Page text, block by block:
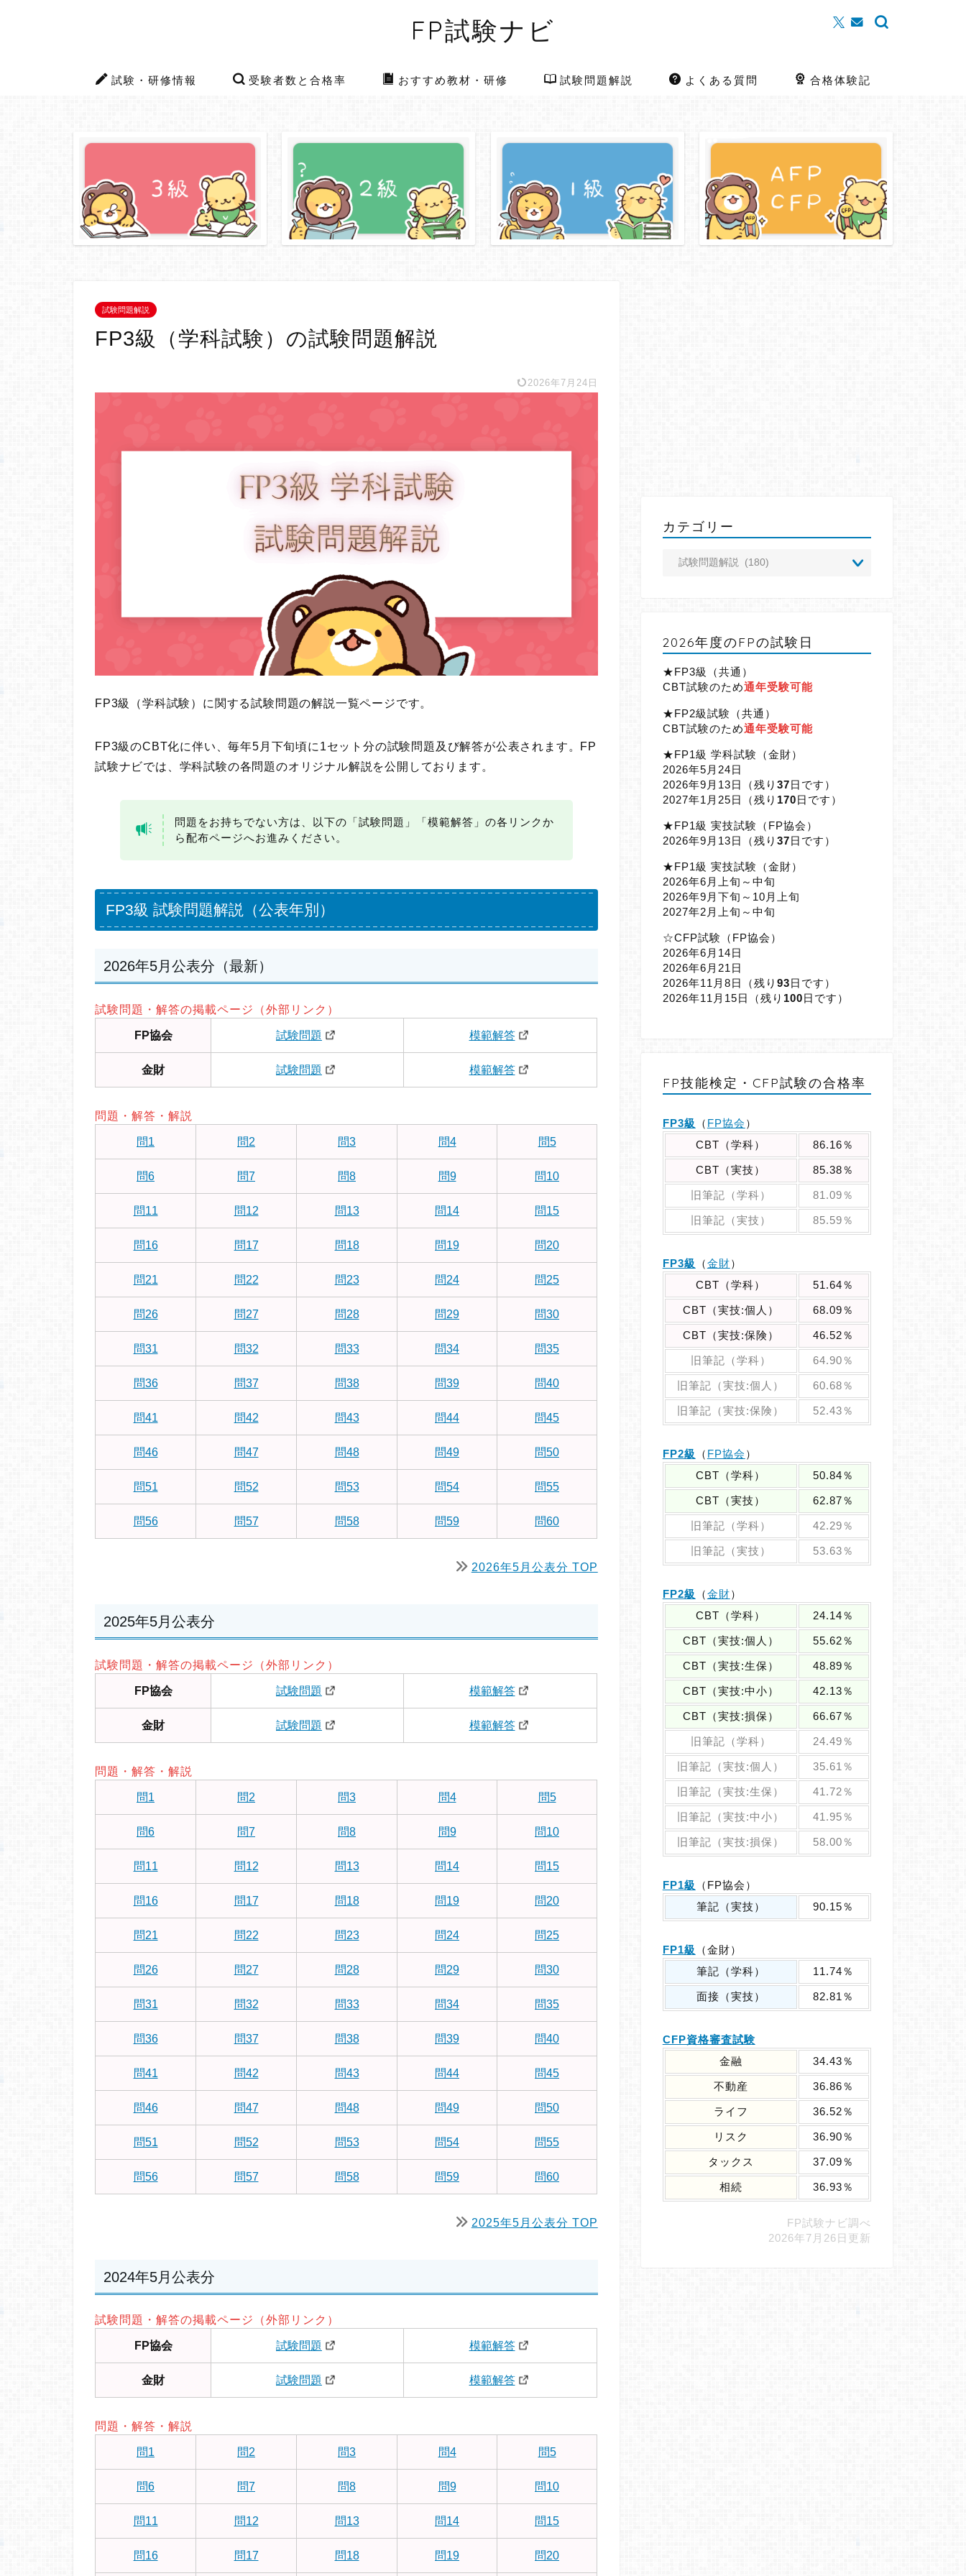
FP試験ナビ
試験・研修情報 受験者数と合格率 おすすめ教材・研修 試験問題解説 よくある質問 合格体験記
試験問題解説
FP3級（学科試験）の試験問題解説
2026年7月24日
FP3級（学科試験）に関する試験問題の解説一覧ページです。
FP3級のCBT化に伴い、毎年5月下旬頃に1セット分の試験問題及び解答が公表されます。FP
試験ナビでは、学科試験の各問題のオリジナル解説を公開しております。
問題をお持ちでない方は、以下の「試験問題」「模範解答」の各リンクか
ら配布ページへお進みください。
FP3級 試験問題解説（公表年別）
2026年5月公表分（最新）
試験問題・解答の掲載ページ（外部リンク）
FP協会 試験問題 模範解答
金財 試験問題 模範解答
問題・解答・解説
問1 問2 問3 問4 問5
問6 問7 問8 問9 問10
問11 問12 問13 問14 問15
問16 問17 問18 問19 問20
問21 問22 問23 問24 問25
問26 問27 問28 問29 問30
問31 問32 問33 問34 問35
問36 問37 問38 問39 問40
問41 問42 問43 問44 問45
問46 問47 問48 問49 問50
問51 問52 問53 問54 問55
問56 問57 問58 問59 問60
2026年5月公表分 TOP
2025年5月公表分
試験問題・解答の掲載ページ（外部リンク）
FP協会 試験問題 模範解答
金財 試験問題 模範解答
問題・解答・解説
問1 問2 問3 問4 問5
問6 問7 問8 問9 問10
問11 問12 問13 問14 問15
問16 問17 問18 問19 問20
問21 問22 問23 問24 問25
問26 問27 問28 問29 問30
問31 問32 問33 問34 問35
問36 問37 問38 問39 問40
問41 問42 問43 問44 問45
問46 問47 問48 問49 問50
問51 問52 問53 問54 問55
問56 問57 問58 問59 問60
2025年5月公表分 TOP
2024年5月公表分
試験問題・解答の掲載ページ（外部リンク）
FP協会 試験問題 模範解答
金財 試験問題 模範解答
問題・解答・解説
問1 問2 問3 問4 問5
問6 問7 問8 問9 問10
問11 問12 問13 問14 問15
問16 問17 問18 問19 問20
カテゴリー
2026年度のFPの試験日
★FP3級（共通）
CBT試験のため通年受験可能
★FP2級試験（共通）
CBT試験のため通年受験可能
★FP1級 学科試験（金財）
2026年5月24日
2026年9月13日（残り 37日です）
2027年1月25日（残り 170日です）
★FP1級 実技試験（FP協会）
2026年9月13日（残り 37日です）
★FP1級 実技試験（金財）
2026年6月上旬～中旬
2026年9月下旬～10月上旬
2027年2月上旬～中旬
☆CFP試験（FP協会）
2026年6月14日
2026年6月21日
2026年11月8日（残り 93日です）
2026年11月15日（残り 100日です）
FP技能検定・CFP試験の合格率
FP3級 （ FP協会 ）
CBT（学科）
86.16％
CBT（実技） 85.38％
旧筆記（学科） 81.09％
旧筆記（実技） 85.59％
FP3級 （金財）
CBT（学科）
51.64％
CBT（実技:個人） 68.09％
CBT（実技:保険） 46.52％
旧筆記（学科） 64.90％
旧筆記（実技:個人） 60.68％
旧筆記（実技:保険） 52.43％
FP2級 （ FP協会 ）
CBT（学科）
50.84％
CBT（実技） 62.87％
旧筆記（学科） 42.29％
旧筆記（実技） 53.63％
FP2級 （金財）
CBT（学科）
24.14％
CBT（実技:個人） 55.62％
CBT（実技:生保） 48.89％
CBT（実技:中小） 42.13％
CBT（実技:損保） 66.67％
旧筆記（学科） 24.49％
旧筆記（実技:個人） 35.61％
旧筆記（実技:生保） 41.72％
旧筆記（実技:中小） 41.95％
旧筆記（実技:損保） 58.00％
FP1級
（FP協会）
筆記（実技）
90.15％
FP1級
（金財）
筆記（学科）
11.74％
面接（実技） 82.81％
CFP資格審査試験
金融
34.43％
不動産 36.86％
ライフ 36.52％
リスク 36.90％
タックス 37.09％
相続 36.93％
FP試験ナビ調べ
2026年7月26日更新